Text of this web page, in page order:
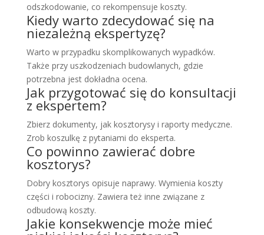
odszkodowanie, co rekompensuje koszty.
Kiedy warto zdecydować się na
niezależną ekspertyzę?
Warto w przypadku skomplikowanych wypadków.
Także przy uszkodzeniach budowlanych, gdzie
potrzebna jest dokładna ocena.
Jak przygotować się do konsultacji
z ekspertem?
Zbierz dokumenty, jak kosztorysy i raporty medyczne.
Zrob koszulkę z pytaniami do eksperta.
Co powinno zawierać dobre
kosztorys?
Dobry kosztorys opisuje naprawy. Wymienia koszty
części i robocizny. Zawiera też inne związane z
odbudową koszty.
Jakie konsekwencje może mieć